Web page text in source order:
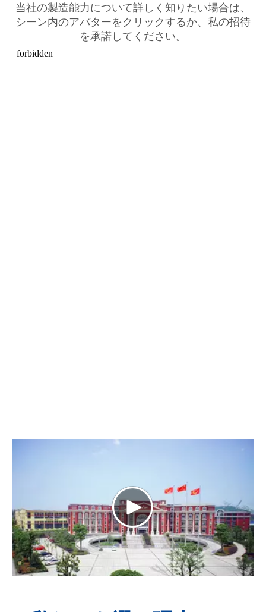
当社の製造能力について詳しく知りたい場合は、
シーン内のアバターをクリックするか、私の招待
を承諾してください。